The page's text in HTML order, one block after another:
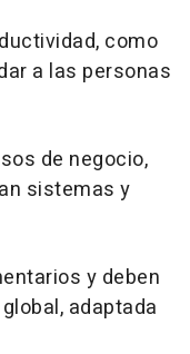
como
a las personas
de negocio,
sistemas y
y deben
adaptada